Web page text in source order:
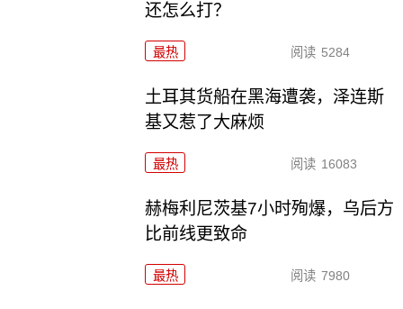
还怎么打？
最热 阅读 5284
土耳其货船在黑海遭袭，泽连斯
基又惹了大麻烦
最热 阅读 16083
赫梅利尼茨基7小时殉爆，乌后方
比前线更致命
最热 阅读 7980